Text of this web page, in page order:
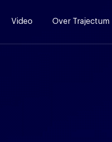
Video Over Trajectum